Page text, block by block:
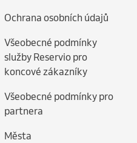
Ochrana osobních údajů
Všeobecné podmínky
služby Reservio pro
koncové zákazníky
Všeobecné podmínky pro
partnera
Města